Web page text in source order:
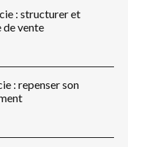
: structurer et
de vente
: repenser son